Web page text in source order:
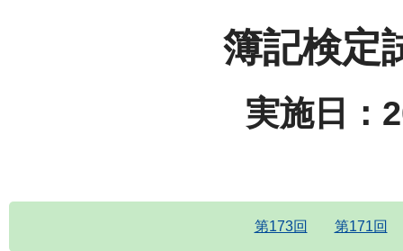
簿記検定
実施日：
第173回 第171回